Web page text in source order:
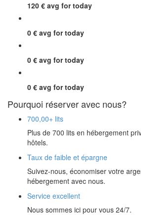
120 € avg for today
0 € avg for today
0 € avg for today
0 € avg for today
Pourquoi réserver avec nous?
700,00+ lits
Plus de 700 lits en hébergement
hôtels.
Taux de faible et épargne
Suivez-nous, économiser votre
hébergement avec nous.
Service excellent
Nous sommes ici pour vous 24/7.